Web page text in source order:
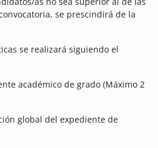
se prescindirá de la
se realizará siguiendo el
académico de grado (Máximo 2
global del expediente de